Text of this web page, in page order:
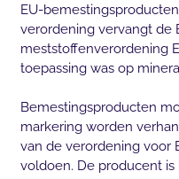
EU-
verordening vervangt de
meststoffenverordening
toepassing was op
Bemestingsproducten
markering worden
van de verordening voor
voldoen. De producent